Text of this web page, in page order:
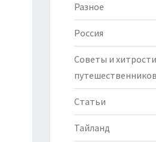
Разное
Россия
Советы и
путешественников
Статьи
Тайланд